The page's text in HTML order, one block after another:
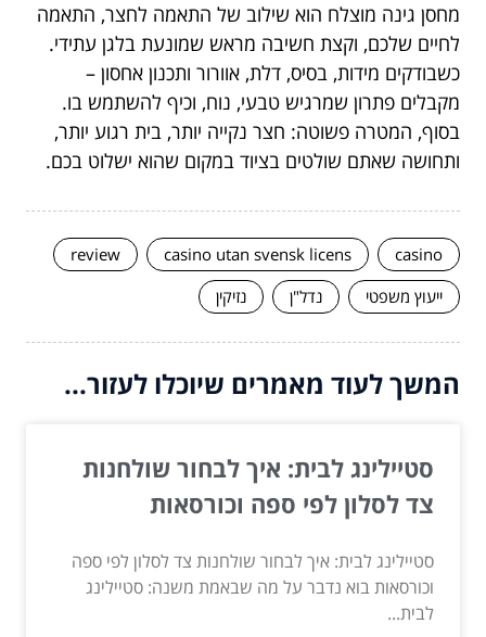
מחסן גינה מוצלח הוא שילוב של התאמה לחצר, התאמה
לחיים שלכם, וקצת חשיבה מראש שמונעת בלגן עתידי.
כשבודקים מידות, בסיס, דלת, אוורור ותכנון אחסון –
מקבלים פתרון שמרגיש טבעי, נוח, וכיף להשתמש בו.
בסוף, המטרה פשוטה: חצר נקייה יותר, בית רגוע יותר,
ותחושה שאתם שולטים בציוד במקום שהוא ישלוט בכם.
casino
casino utan svensk licens
review
ייעוץ משפטי
נדל"ן נזיקין
המשך לעוד מאמרים שיוכלו לעזור...
סטיילינג לבית: איך לבחור שולחנות
צד לסלון לפי ספה וכורסאות
סטיילינג לבית: איך לבחור שולחנות צד לסלון לפי ספה
וכורסאות בוא נדבר על מה שבאמת משנה: סטיילינג
לבית...